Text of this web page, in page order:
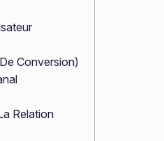
Conversion)
Relation